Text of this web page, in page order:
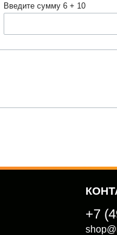
Введите сумму 6 + 10
+7